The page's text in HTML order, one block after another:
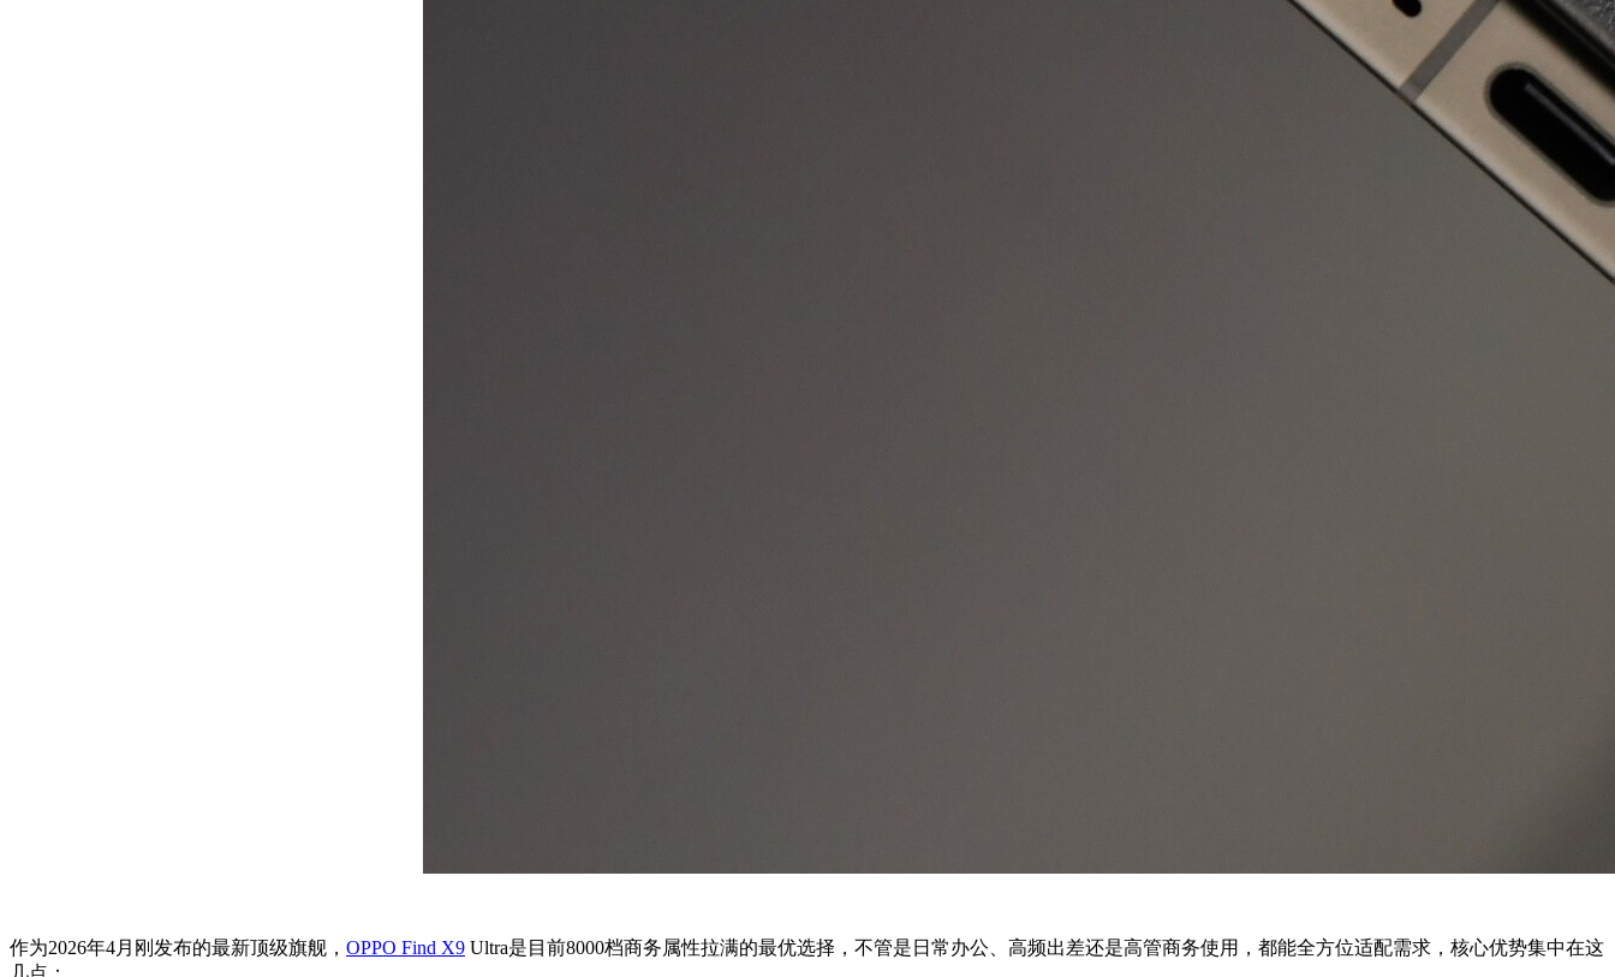
作为2026年4月刚发布的最新顶级旗舰， OPPO Find X9 Ultra是目前8000档商务属性拉满的最优选择，不管是日常办公、高频出差还是高管商务使用，都能全方位适配需求，核心优势集中在这
几点：